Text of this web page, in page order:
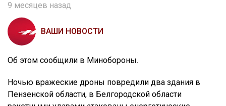
9 месяцев назад
ВАШИ НОВОСТИ
Об этом сообщили в Минобороны.
Ночью вражеские дроны повредили два здания в
Пензенской области, в Белгородской области